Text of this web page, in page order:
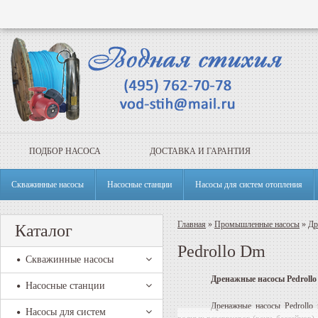
ПОДБОР НАСОСА ДОСТАВКА И ГАРАНТИЯ
Скважинные насосы Насосные станции Насосы для систем отопления
Каталог
Скважинные насосы
Насосные станции
Насосы для систем
Главная»Промышленные насосы »
Pedrollo Dm
Дренажные насосыPedrollo
Дренажные насосыPedrollo